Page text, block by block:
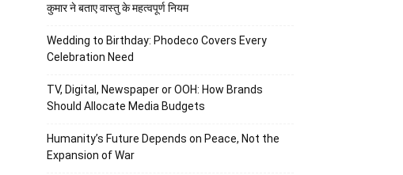
कुमार ने बताए वास्तु के महत्वपूर्ण नियम
Wedding to Birthday: Phodeco Covers Every
Celebration Need
TV, Digital, Newspaper or OOH: How Brands
Should Allocate Media Budgets
Humanity’s Future Depends on Peace, Not the
Expansion of War